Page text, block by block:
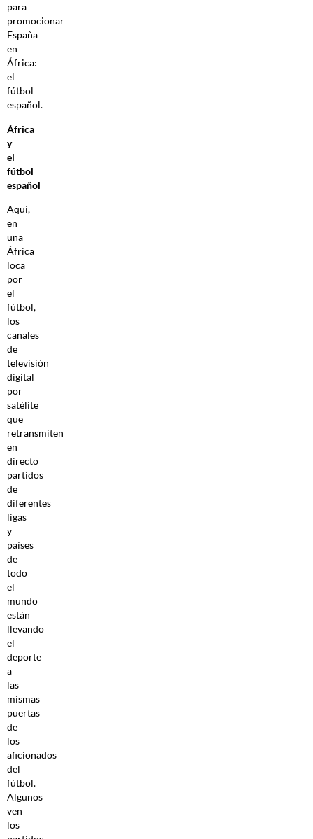
para
promocionar
España
en
África:
el
fútbol
español.
África
y
el
fútbol
español
Aquí,
en
una
África
loca
por
el
fútbol,
los
canales
de
televisión
digital
por
satélite
que
retransmiten
en
directo
partidos
de
diferentes
ligas
y
países
de
todo
el
mundo
están
llevando
el
deporte
a
las
mismas
puertas
de
los
aficionados
del
fútbol.
Algunos
ven
los